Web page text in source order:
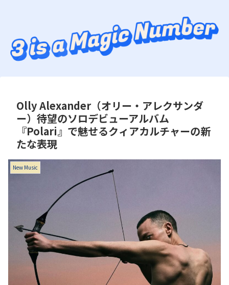
Olly Alexander（オリー・アレクサンダ
ー）待望のソロデビューアルバム
『Polari』で魅せるクィアカルチャーの新
たな表現
New Music